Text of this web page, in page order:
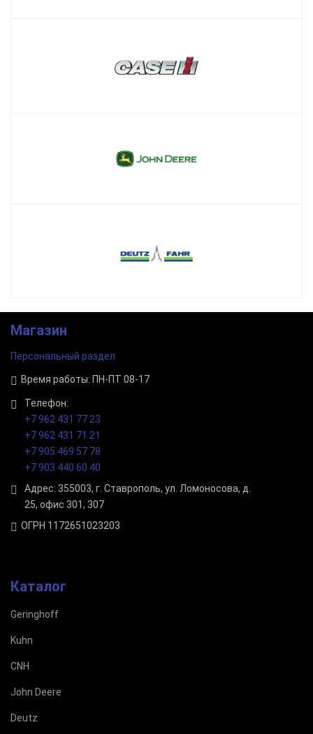
Магазин
Персональный раздел
Время работы: ПН-ПТ 08-17
Телефон:
+7 962 431 77 23
+7 962 431 71 21
+7 905 469 57 78
+7 903 440 60 40
Адрес: 355003, г. Ставрополь, ул. Ломоносова, д.
25, офис 301, 307
ОГРН 1172651023203
Каталог
Geringhoff
Kuhn
CNH
John Deere
Deutz